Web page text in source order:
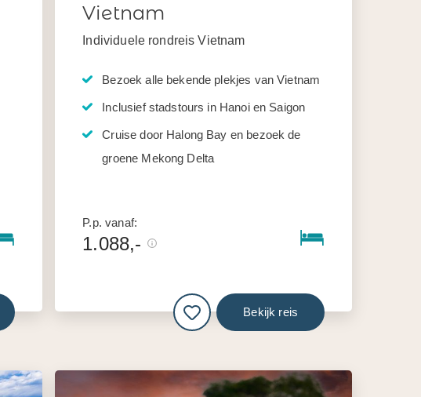
Vietnam
Individuele rondreis Vietnam
Bezoek alle bekende plekjes van Vietnam
Inclusief stadstours in Hanoi en Saigon
Cruise door Halong Bay en bezoek de
groene Mekong Delta
P.p. vanaf:
1.088,-
Bekijk reis